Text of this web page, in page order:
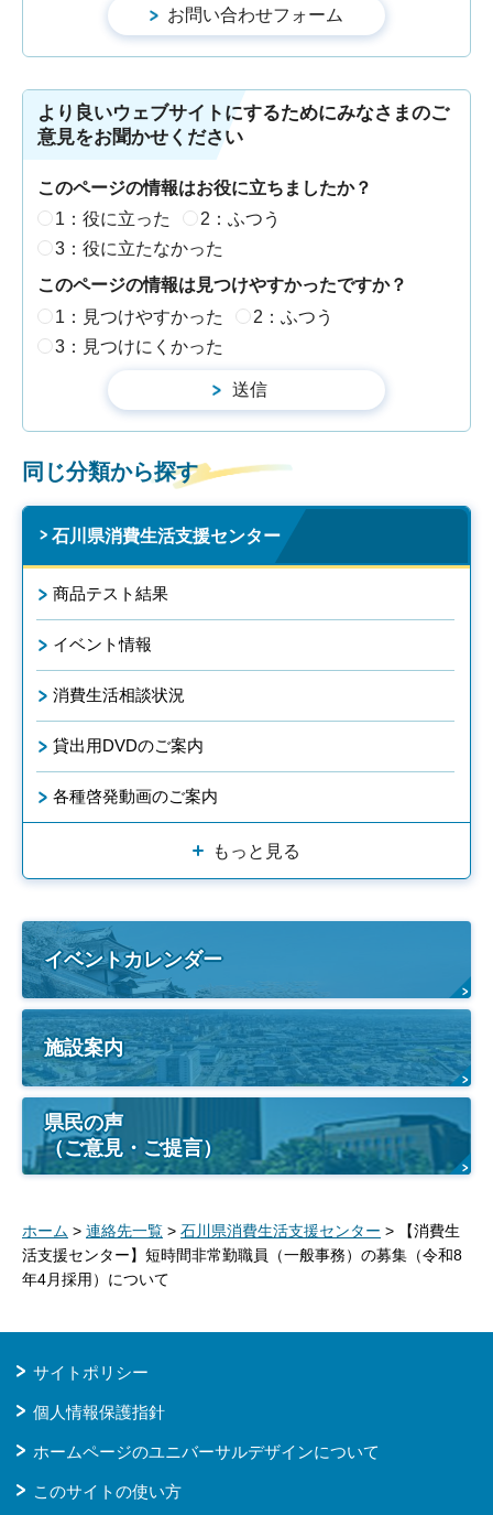
より良いウェブサイトにするためにみなさまのご
意見をお聞かせください
このページの情報はお役に立ちましたか？
1：役に立った
2：ふつう
3：役に立たなかった
このページの情報は見つけやすかったですか？
1：見つけやすかった
2：ふつう
3：見つけにくかった
同じ分類から探す
石川県消費生活支援センター
商品テスト結果
イベント情報
消費生活相談状況
貸出用DVDのご案内
各種啓発動画のご案内
もっと見る
イベントカレンダー
施設案内
県民の声
（ご意見・ご提言）
ホーム > 連絡先一覧 > 石川県消費生活支援センター > 【消費生
活支援センター】短時間非常勤職員（一般事務）の募集（令和8
年4月採用）について
サイトポリシー
個人情報保護指針
ホームページのユニバーサルデザインについて
このサイトの使い方